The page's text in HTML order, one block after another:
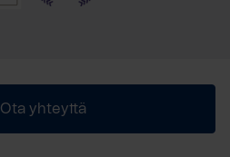
Ota yhteyttä